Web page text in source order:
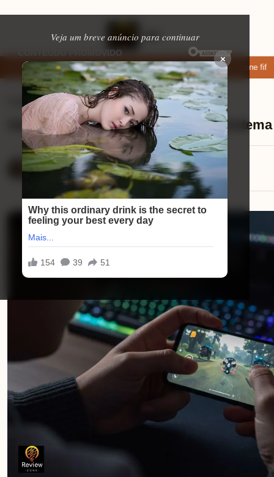
Veja um breve anúncio para continuar
×
apps de namoro que permitem enviar fotos e vídeos Microfone fifine
Celulares ⏱ 9 min de leitura
Xiaomi POCO M7 Pro avaliação do
Mariana Souza